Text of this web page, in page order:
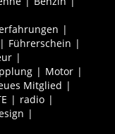
Führerschein
Motor
Mitglied
radio